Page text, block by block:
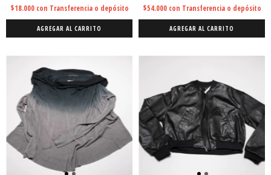
$18.000 con Transferencia o depósito
AGREGAR AL CARRITO
$54.000 con Transferencia o depósito
AGREGAR AL CARRITO